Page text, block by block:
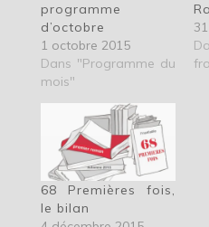
programme
d’octobre
1 octobre 2015
Dans "Programme du
mois"
68 Premières fois,
le bilan